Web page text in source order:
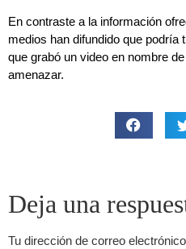
En contraste a la información
medios han difundido que
que grabó un video en nombre
amenazar.
Deja una
Tu dirección de correo